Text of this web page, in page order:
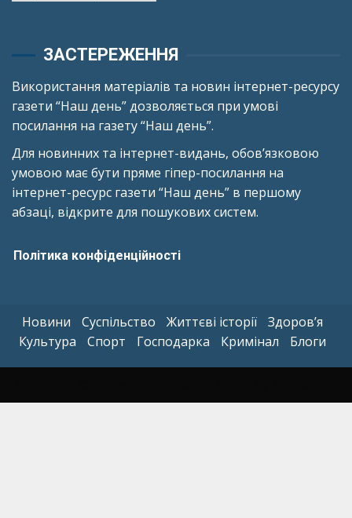
ЗАСТЕРЕЖЕННЯ
Використання матеріалів та новин інтернет-ресурсу
газети “Наш день” дозволяється при умові
посилання на газету “Наш день”.
Для новинних та інтернет-видань, обов’язковою
умовою має бути пряме гіпер-посилання на
інтернет-ресурс газети “Наш день” в першому
абзаці, відкрите для пошукових систем.
Політика конфіденційності
Новини Суспільство Життєві історії
Здоров’я
Культура
Спорт Господарка Кримінал Блоги